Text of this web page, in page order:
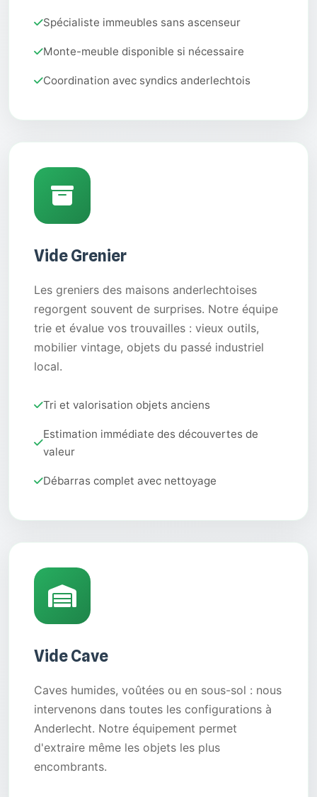
Spécialiste immeubles sans ascenseur
Monte-meuble disponible si nécessaire
Coordination avec syndics anderlechtois
Vide Grenier
Les greniers des maisons anderlechtoises
regorgent souvent de surprises. Notre équipe
trie et évalue vos trouvailles : vieux outils,
mobilier vintage, objets du passé industriel
local.
Tri et valorisation objets anciens
Estimation immédiate des découvertes de
valeur
Débarras complet avec nettoyage
Vide Cave
Caves humides, voûtées ou en sous-sol : nous
intervenons dans toutes les configurations à
Anderlecht. Notre équipement permet
d'extraire même les objets les plus
encombrants.